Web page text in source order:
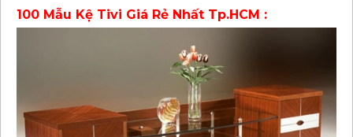
100 Mẫu Kệ Tivi Giá Rẻ Nhất Tp.HCM :